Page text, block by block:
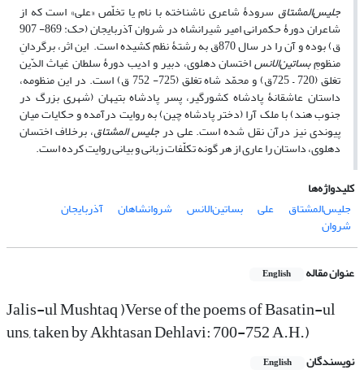
جلیس‌المشتاق سرودۀ شاعری ناشناخته با نام یا تخلّص «علی» است که از
شاعران دورۀ حکمرانی امیر شیرانشاه در شروان آذربایجان (حک: 869- 907
ق) بوده و آن را در سال 870ق به رشتۀ نظم کشیده است. این اثر، برگردانِ
منظومِبساتین‌الانساختسان دهلوی، دبیر و ادیب دورۀ سلطان غیاث الدّین
تغلق (720 – 725ق) و محمّد شاه تغلق (725- 752 ق) است. در این منظومه،
داستان عاشقانۀ پادشاه کشورگیر، پسر پادشاه بتیهان (شهری بزرگ در
جنوب هند) با ملک آرا (دختر پادشاه چین) به روایت درآمده و حکایات میان
پیوندی نیز درآن نقل شده است. علی درجلیس المشتاق، برخلاف اختسان
دهلوی، داستان را عاری از هر گونه تکلّفات زبانی و بیانی روایت کرده است.
کلیدواژه‌ها
جلیس‌المشتاق
علی بساتین‌الانس شروانشاهان آذربایجان
شروان
عنوان مقاله English
Jalis-ul Mushtaq )Verse of the poems of Basatin-ul
uns, taken by Akhtasan Dehlavi: 700-752 A.H.)
نویسندگان English